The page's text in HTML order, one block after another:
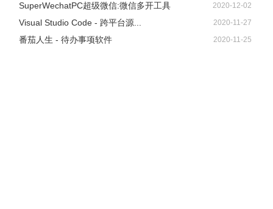
SuperWechatPC超级微信:微信多开工具 2020-12-02
Visual Studio Code - 跨平台源... 2020-11-27
番茄人生 - 待办事项软件 2020-11-25